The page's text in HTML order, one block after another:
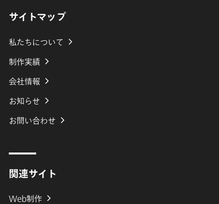
サイトマップ
私たちについて
制作実績
会社情報
お知らせ
お問い合わせ
関連サイト
Web制作